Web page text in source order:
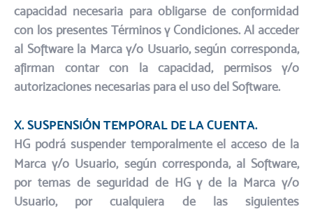
capacidad necesaria para obligarse de conformidad
con los presentes Términos y Condiciones. Al acceder
al Software la Marca y/o Usuario, según corresponda,
afirman contar con la capacidad, permisos y/o
autorizaciones necesarias para el uso del Software.
X. SUSPENSIÓN TEMPORAL DE LA CUENTA.​
HG podrá suspender temporalmente el acceso de la
Marca y/o Usuario, según corresponda, al Software,
por temas de seguridad de HG y de la Marca y/o
Usuario, por cualquiera de las siguientes